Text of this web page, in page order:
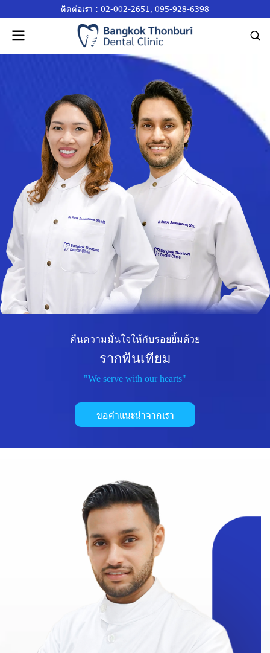
ติดต่อเรา : 02-002-2651, 095-928-6398
คืนความมั่นใจให้กับรอยยิ้มด้วย
รากฟันเทียม
"We serve with our hearts"
ขอคำแนะนำจากเรา